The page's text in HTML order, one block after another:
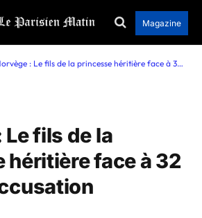
Magazine
: Le fils de la princesse héritière face à 32 chefs d’accusation
fils de la
héritière face à 32